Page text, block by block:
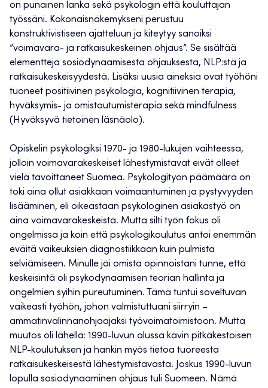
on punainen lanka sekä psykologin että kouluttajan
työssäni. Kokonaisnäkemykseni perustuu
konstruktivistiseen ajatteluun ja kiteytyy sanoiksi
”voimavara- ja ratkaisukeskeinen ohjaus”. Se sisältää
elementtejä sosiodynaamisesta ohjauksesta, NLP:stä ja
ratkaisukeskeisyydestä. Lisäksi uusia aineksia ovat työhöni
tuoneet positiivinen psykologia, kognitiivinen terapia,
hyväksymis- ja omistautumisterapia sekä mindfulness
(Hyväksyvä tietoinen läsnäolo).
Opiskelin psykologiksi 1970- ja 1980-lukujen vaihteessa,
jolloin voimavarakeskeiset lähestymistavat eivät olleet
vielä tavoittaneet Suomea. Psykologityön päämäärä on
toki aina ollut asiakkaan voimaantuminen ja pystyvyyden
lisääminen, eli oikeastaan psykologinen asiakastyö on
aina voimavarakeskeistä. Mutta silti työn fokus oli
ongelmissa ja koin että psykologikoulutus antoi enemmän
eväitä vaikeuksien diagnostiikkaan kuin pulmista
selviämiseen. Minulle jäi omista opinnoistani tunne, että
keskeisintä oli psykodynaamisen teorian hallinta ja
ongelmien syihin pureutuminen. Tämä tuntui soveltuvan
vaikeasti työhön, johon valmistuttuani siirryin –
ammatinvalinnanohjaajaksi työvoimatoimistoon. Mutta
muutos oli lähellä: 1990-luvun alussa kävin pitkäkestoisen
NLP-koulutuksen ja hankin myös tietoa tuoreesta
ratkaisukeskeisestä lähestymistavasta. Joskus 1990-luvun
lopulla sosiodynaaminen ohjaus tuli Suomeen. Nämä